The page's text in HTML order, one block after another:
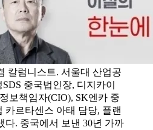
칼럼니스트. 서울대 산업공
중국법인장, 디지카이
보책임자(CIO), SK엔카 중
카르타센스 아태 담당, 플랜
다. 중국에서 보낸 30년 가까